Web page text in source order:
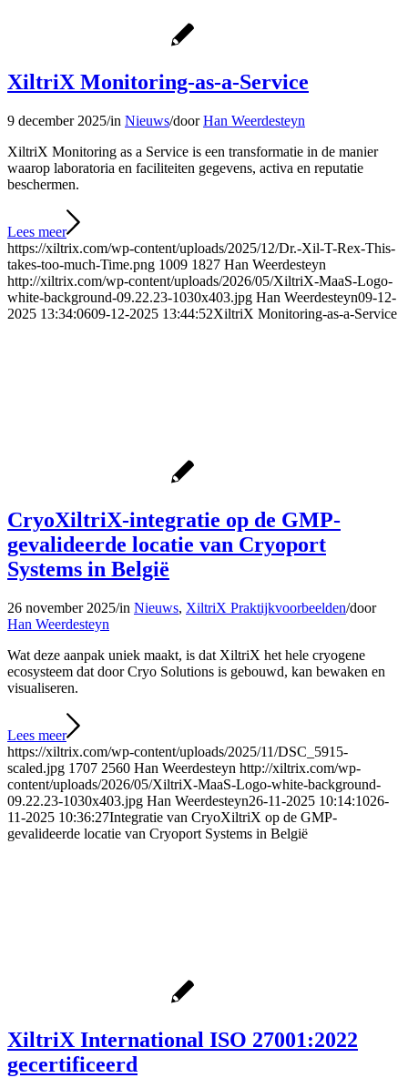
XiltriX Monitoring-as-a-Service
9 december 2025/in Nieuws/doorHan Weerdesteyn
XiltriX Monitoring as a Service is een transformatie in de manier
waarop laboratoria en faciliteiten gegevens, activa en reputatie
beschermen.
Lees meer
https://xiltrix.com/wp-content/uploads/2025/12/Dr.-Xil-T-Rex-This-
takes-too-much-Time.png 1009 1827 Han Weerdesteyn
http://xiltrix.com/wp-content/uploads/2026/05/XiltriX-MaaS-Logo-
white-background-09.22.23-1030x403.jpg Han Weerdesteyn09-12-
2025 13:34:0609-12-2025 13:44:52XiltriX Monitoring-as-a-Service
CryoXiltriX-integratie op de GMP-
gevalideerde locatie van Cryoport
Systems in België
26 november 2025/in Nieuws, XiltriX Praktijkvoorbeelden/door
Han Weerdesteyn
Wat deze aanpak uniek maakt, is dat XiltriX het hele cryogene
ecosysteem dat door Cryo Solutions is gebouwd, kan bewaken en
visualiseren.
Lees meer
https://xiltrix.com/wp-content/uploads/2025/11/DSC_5915-
scaled.jpg 1707 2560 Han Weerdesteyn http://xiltrix.com/wp-
content/uploads/2026/05/XiltriX-MaaS-Logo-white-background-
09.22.23-1030x403.jpg Han Weerdesteyn26-11-2025 10:14:1026-
11-2025 10:36:27Integratie van CryoXiltriX op de GMP-
gevalideerde locatie van Cryoport Systems in België
XiltriX International ISO 27001:2022
gecertificeerd